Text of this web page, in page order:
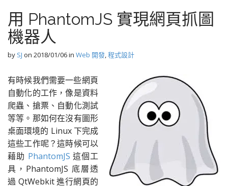
用 PhantomJS 實現網頁抓圖
機器人
by SJ on 2018/01/06in Web 開發,程式設計
有時候我們需要一些網頁
自動化的工作，像是資料
爬蟲、搶票、自動化測試
等等。那如何在沒有圖形
桌面環境的 Linux 下完成
這些工作呢？這時候可以
藉助 PhantomJS 這個工
具，PhantomJS 底層透
過 QtWebkit 進行網頁的